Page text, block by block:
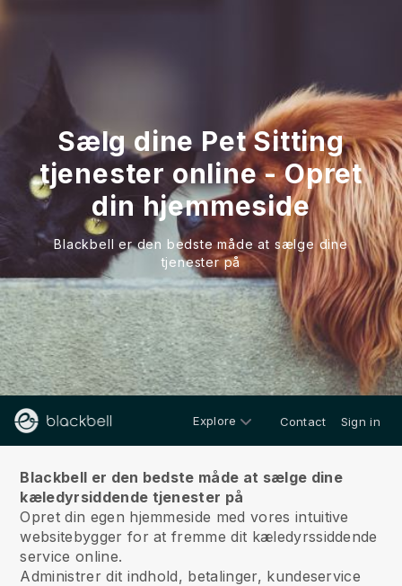
Sælg dine Pet Sitting
tjenester online - Opret
din hjemmeside
Blackbell er den bedste måde at sælge dine
tjenester på
Explore Contact Sign in
Blackbell er den bedste måde at sælge dine
kæledyrsiddende tjenester på
Opret din egen hjemmeside med vores intuitive
websitebygger for at fremme dit kæledyrssiddende
service online.
Administrer dit indhold, betalinger, kundeservice